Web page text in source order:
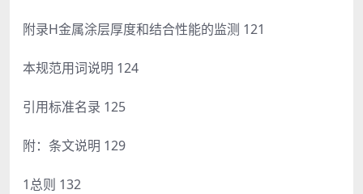
附录H金属涂层厚度和结合性能的监测 121
本规范用词说明 124
引用标准名录 125
附：条文说明 129
1总则 132